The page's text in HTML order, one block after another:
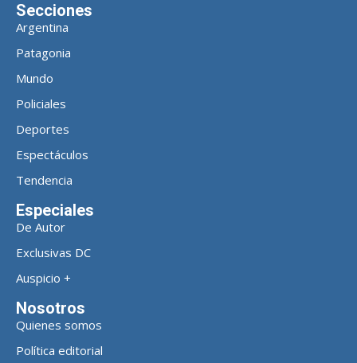
Secciones
Argentina
Patagonia
Mundo
Policiales
Deportes
Espectáculos
Tendencia
Especiales
De Autor
Exclusivas DC
Auspicio +
Nosotros
Quienes somos
Política editorial